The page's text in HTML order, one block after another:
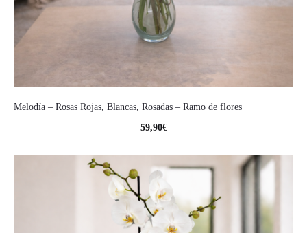
Melodía – Rosas Rojas, Blancas, Rosadas – Ramo de flores
59,90€